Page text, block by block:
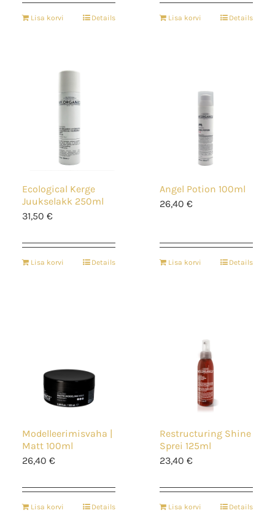
Lisa korvi Details Lisa korvi Details
Ecological Kerge
Juukselakk 250ml
31,50 €
Lisa korvi Details
Angel Potion 100ml
26,40 €
Lisa korvi Details
Modelleerimisvaha |
Matt 100ml
26,40 €
Lisa korvi Details
Restructuring Shine
Sprei 125ml
23,40 €
Lisa korvi Details